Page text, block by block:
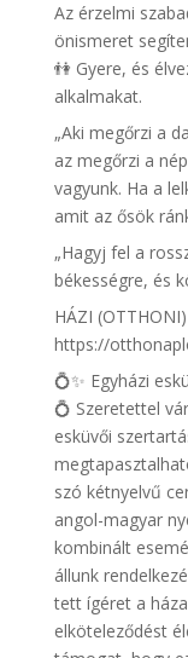
Az érzelmi
önismeret
👫 Gyere, és
alkalmakat.
„Aki megőrzi a
az megőrzi a
vagyunk. Ha a
amit az ősök
„Hagyj fel a
békességre, és
HÁZI
https://
💍✨ Egyházi
💍 Szeretettel
esküvői
szó kétnyelvű
angol-magyar
kombinált
állunk
tett ígéret a
elköteleződést